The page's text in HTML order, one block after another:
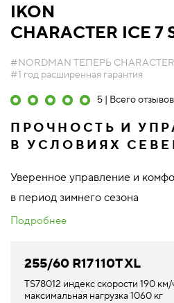
IKON
CHARACTER ICE 7
#NORDMAN ТЕПЕРЬ CHARACTER
#1 год расширенная гарантия
5 | Всего
ПРОЧНОСТЬ И
В УСЛОВИЯХ
Уверенное управление и
в период зимнего сезона
Подробнее
255/60 R17 110T XL
TS78012 индекс скорости 190 км/
максимальная нагрузка 1060 кг